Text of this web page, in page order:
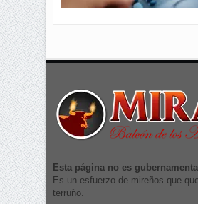
Esta página no es
Es un esfuerzo de mireños que
terruño.